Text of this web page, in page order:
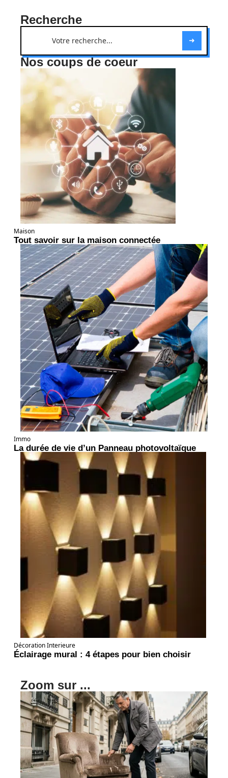
Recherche
Nos coups de coeur
Maison
Tout savoir sur la maison connectée
Immo
La durée de vie d’un Panneau photovoltaïque
Décoration Interieure
Éclairage mural : 4 étapes pour bien choisir
Zoom sur ...